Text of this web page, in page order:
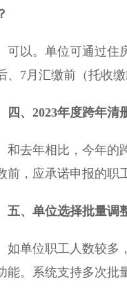
以。单位可通过住房
、7月汇缴前（托收
四 、2023年度跨年清
去年相比，今年的跨
前，应承诺申报的职
五、单位选择批量调
单位职工人数较多，
能。系统支持多次批